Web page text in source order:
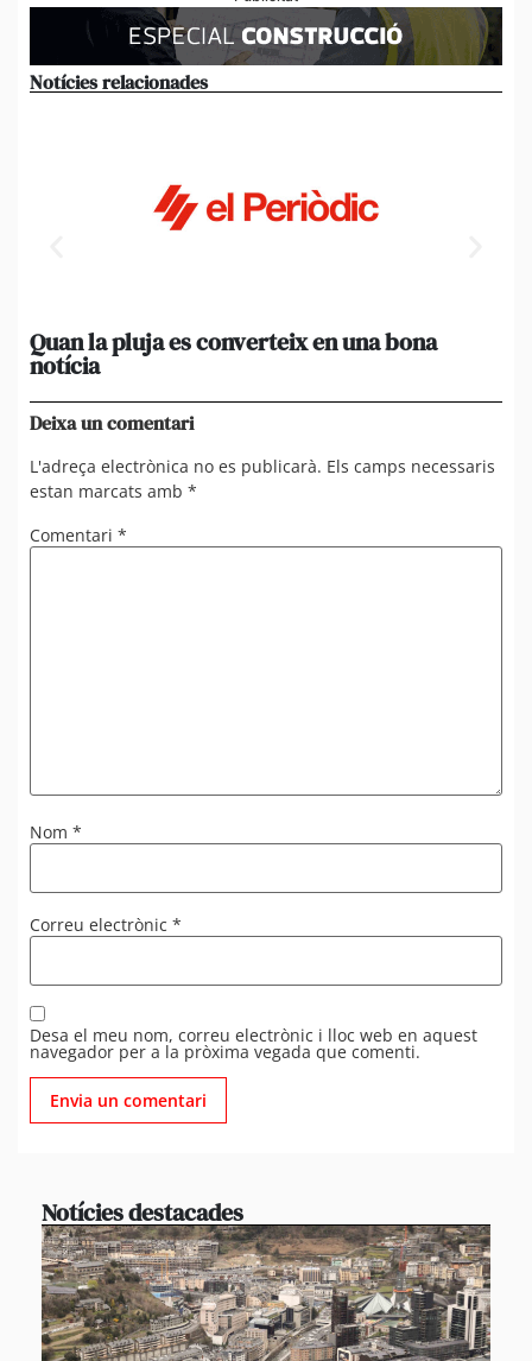
Notícies relacionades
Quan la pluja es converteix en una bona
notícia
Deixa un comentari
L'adreça electrònica no es publicarà. Els camps necessaris
estan marcats amb *
Comentari *
Nom *
Correu electrònic *
Desa el meu nom, correu electrònic i lloc web en aquest
navegador per a la pròxima vegada que comenti.
Notícies destacades